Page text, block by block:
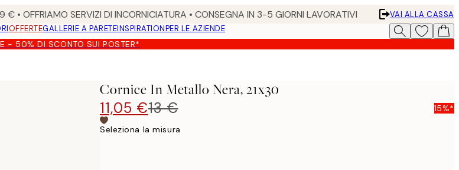
€ • OFFRIAMO SERVIZI DI INCORNICIATURA • CONSEGNA IN 3-5 GIORNI LAVORATIVI
VAI ALLA CASSA
OFFERTEGALLERIE A PARETEINSPIRATIONPER LE AZIENDE
- 50% DI SCONTO SUI POSTER*
Cornice In Metallo Nera, 21x30
11,05 €13 € 15%*
Seleziona la misura